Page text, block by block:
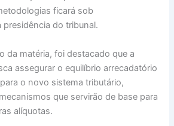
ficará sob
do tribunal.
da matéria, foi destacado que a
assegurar o equilíbrio arrecadatório
o novo sistema tributário,
que servirão de base para
alíquotas.